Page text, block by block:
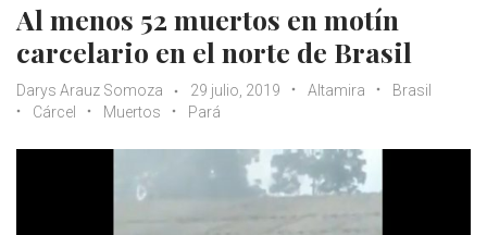
Al menos 52 muertos en motín
carcelario en el norte de Brasil
Darys Arauz Somoza 29 julio, 2019 Altamira
Brasil
Cárcel
Muertos Pará